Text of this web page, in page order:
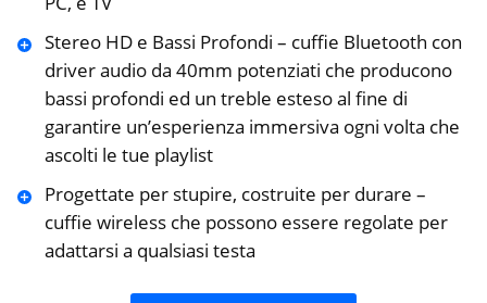
Stereo HD e Bassi Profondi – cuffie Bluetooth con
driver audio da 40mm potenziati che producono
bassi profondi ed un treble esteso al fine di
garantire un’esperienza immersiva ogni volta che
ascolti le tue playlist
Progettate per stupire, costruite per durare –
cuffie wireless che possono essere regolate per
adattarsi a qualsiasi testa